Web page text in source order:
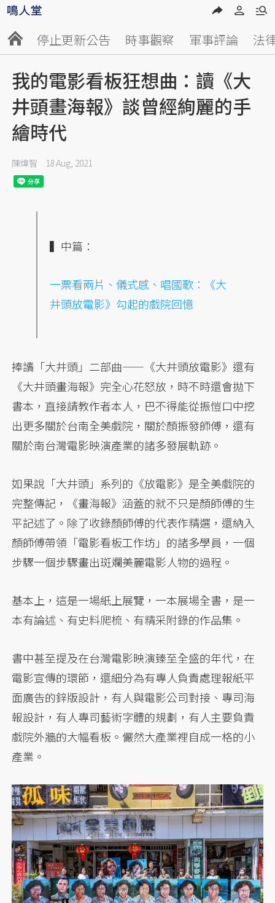
停止更新公告 時事觀察 軍事評論 法
我的電影看板狂想曲：讀《大
井頭畫海報》談曾經絢麗的手
繪時代
陳煒智 18 Aug, 2021
▍中篇：
一票看兩片、儀式感、唱國歌：《大
井頭放電影》勾起的戲院回憶
捧讀「大井頭」二部曲——《大井頭放電影》還有
《大井頭畫海報》完全心花怒放，時不時還會拋下
書本，直接請教作者本人，巴不得能從振愷口中挖
出更多關於台南全美戲院，關於顏振發師傅，還有
關於南台灣電影映演產業的諸多發展軌跡。
如果說「大井頭」系列的《放電影》是全美戲院的
完整傳記，《畫海報》涵蓋的就不只是顏師傅的生
平記述了。除了收錄顏師傅的代表作精選，還納入
顏師傅帶領「電影看板工作坊」的諸多學員，一個
步驟一個步驟畫出斑斕美麗電影人物的過程。
基本上，這是一場紙上展覽，一本展場全書，是一
本有論述、有史料爬梳、有精采附錄的作品集。
書中甚至提及在台灣電影映演臻至全盛的年代，在
電影宣傳的環節，還細分為有專人負責處理報紙平
面廣告的鋅版設計，有人與電影公司對接、專司海
報設計，有人專司藝術字體的規劃，有人主要負責
戲院外牆的大幅看板。儼然大產業裡自成一格的小
產業。